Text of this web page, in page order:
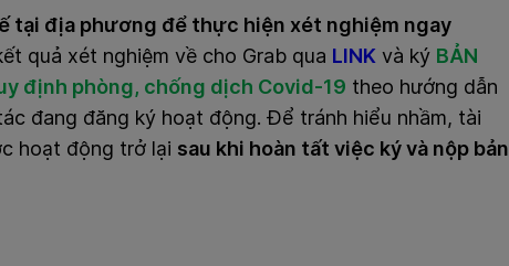
tại địa phương để thực hiện xét nghiệm ngay
quả xét nghiệm về cho Grab qua LINK và ký BẢN
định phòng, chống dịch Covid-19 theo hướng dẫn
đang đăng ký hoạt động. Để tránh hiểu nhầm, tài
hoạt động trở lại sau khi hoàn tất việc ký và nộp bản